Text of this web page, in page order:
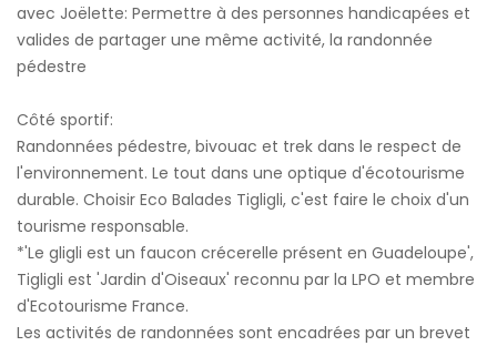
avec Joëlette: Permettre à des personnes handicapées et
valides de partager une même activité, la randonnée
pédestre
Côté sportif:
Randonnées pédestre, bivouac et trek dans le respect de
l'environnement. Le tout dans une optique d'écotourisme
durable. Choisir Eco Balades Tigligli, c'est faire le choix d'un
tourisme responsable.
*'Le gligli est un faucon crécerelle présent en Guadeloupe',
Tigligli est 'Jardin d'Oiseaux' reconnu par la LPO et membre
d'Ecotourisme France.
Les activités de randonnées sont encadrées par un brevet